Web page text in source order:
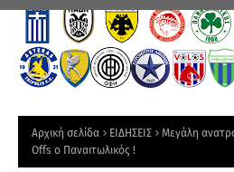
Ε
Υ
Τ
Ι
Αρχική σελίδα ΕΙΔΗΣΕΙΣ
Μεγάλη
Offs ο Παναιτωλικός !